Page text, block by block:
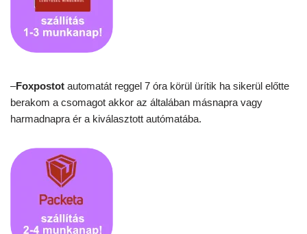
–Foxpostot automatát reggel 7 óra körül ürítik ha sikerül előtte
berakom a csomagot akkor az általában másnapra vagy
harmadnapra ér a kiválasztott autómatába.